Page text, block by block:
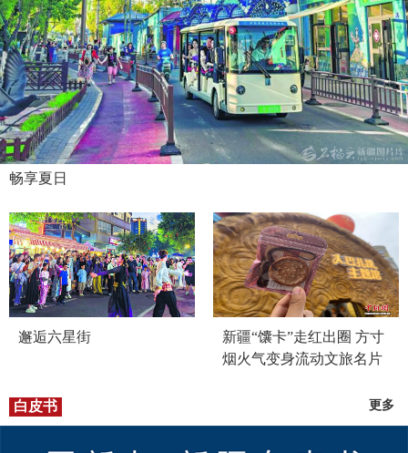
畅享夏日
邂逅六星街
新疆“馕卡”走红出圈 方寸
烟火气变身流动文旅名片
白皮书 更多